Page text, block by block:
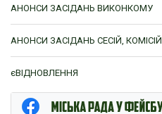
АНОНСИ ЗАСІДАНЬ ВИКОНКОМУ
АНОНСИ ЗАСІДАНЬ СЕСІЙ, КОМІСІЙ
єВІДНОВЛЕННЯ
ЦНАП м. Ромни